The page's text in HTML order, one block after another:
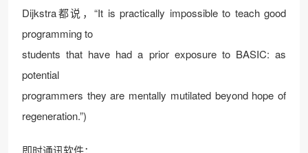
Dijkstra都说，“It is practically impossible to teach good
programming to
students that have had a prior exposure to BASIC: as
potential
programmers they are mentally mutilated beyond hope of
regeneration.”)
即时通讯软件：